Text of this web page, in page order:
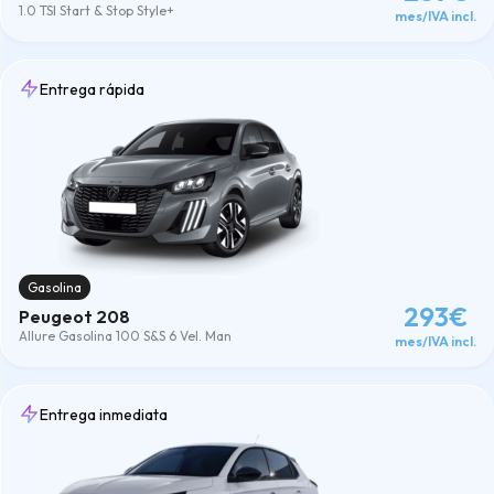
Dacia(3)
Honda
Hyundai
(7)
(4)
Lynk & Co(3)
Mazda(12)
Mercedes Benz(19)
Mini(1)
Nissan(18)
Omoda(7)
Opel (6)
Seat(5)
(13)
1.0 TSI Start & Stop Style+ mes/IVA incl.
Entrega rápida
Gasolina
Peugeot 208
Allure Gasolina 100 S&S 6 Vel. Man
293€
mes/IVA incl.
Entrega inmediata